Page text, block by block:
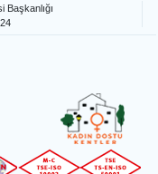
Başkanlığı